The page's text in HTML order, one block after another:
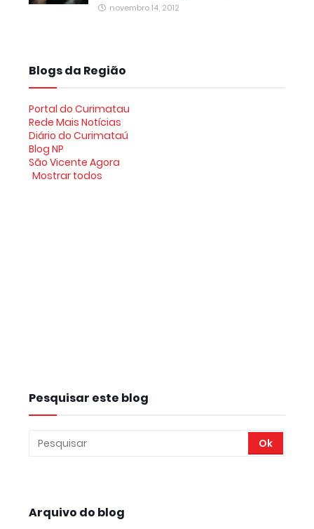
novembro 14, 2012
Blogs da Região
Portal do Curimatau
Rede Mais Notícias
Diário do Curimataú
Blog NP
São Vicente Agora
Mostrar todos
Pesquisar este blog
Arquivo do blog